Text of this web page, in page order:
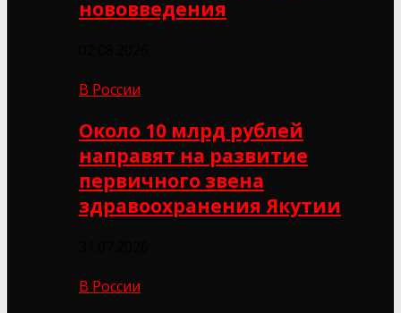
нововведения
В России
Около 10 млрд рублей
направят на развитие
первичного звена
здравоохранения Якутии
В России